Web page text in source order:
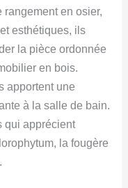
en osier,
esthétiques, ils
la pièce ordonnée
en bois.
apportent une
à la salle de bain.
qui apprécient
la fougère